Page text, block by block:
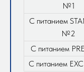
№1
С питанием
№2
С питанием
С питанием